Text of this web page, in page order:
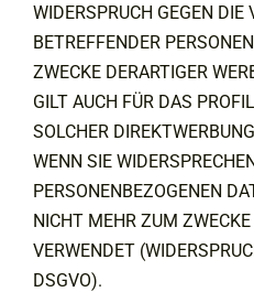
WIDERSPRUCH GEGEN DIE
BETREFFENDER
ZWECKE DERARTIGER
GILT AUCH FÜR DAS
SOLCHER
WENN SIE
PERSONENBEZOGENEN
NICHT MEHR ZUM
VERWENDET
DSGVO).